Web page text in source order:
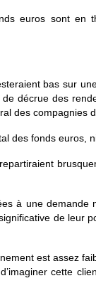
euros sont en
bas sur
décrue des
des compagnies
des fonds euros,
à une
de leur
est assez
cette